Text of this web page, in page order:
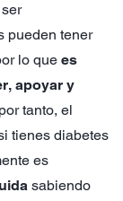
pueden tener
lo que es
apoyar y
tanto, el
tienes diabetes
es
sabiendo